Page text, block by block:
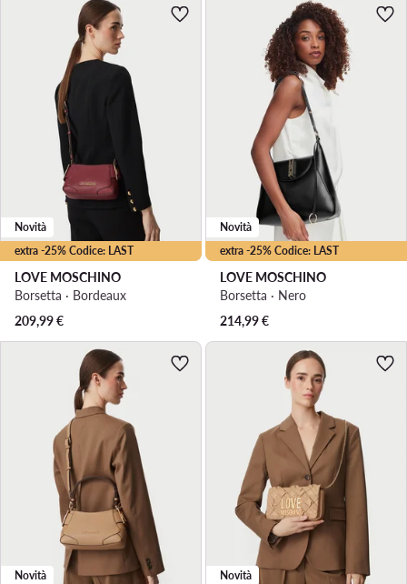
extra -25% Codice: LAST
Novità
LOVE MOSCHINO
Borsetta · Bordeaux
209,99€
extra -25% Codice: LAST
Novità
LOVE MOSCHINO
Borsetta · Nero
214,99€
Novità Novità